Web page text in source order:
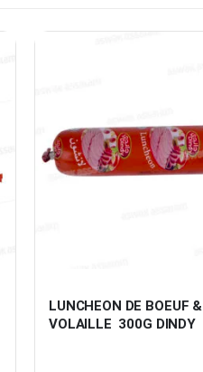
LUNCHEON DE BOEUF &
VOLAILLE  300G DINDY